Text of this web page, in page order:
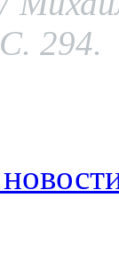
294.